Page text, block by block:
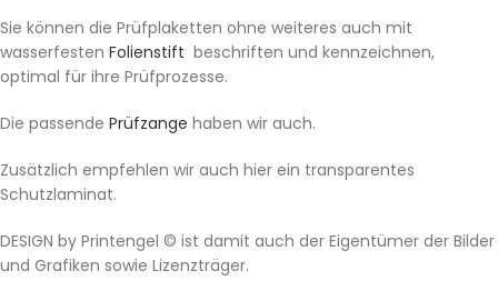
Sie können die Prüfplaketten ohne weiteres auch mit
wasserfesten Folienstift beschriften und kennzeichnen,
optimal für ihre Prüfprozesse.
Die passende Prüfzange haben wir auch.
Zusätzlich empfehlen wir auch hier ein transparentes
Schutzlaminat.
DESIGN by Printengel © ist damit auch der Eigentümer der Bilder
und Grafiken sowie Lizenzträger.